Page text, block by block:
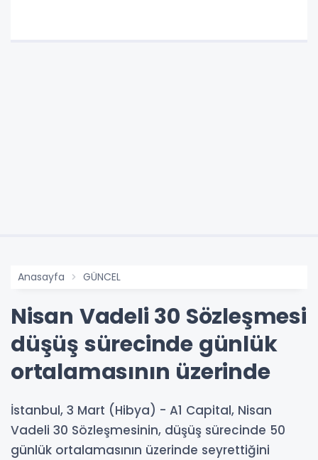
Anasayfa GÜNCEL
Nisan Vadeli 30 Sözleşmesi
düşüş sürecinde günlük
ortalamasının üzerinde
İstanbul, 3 Mart (Hibya) - A1 Capital, Nisan
Vadeli 30 Sözleşmesinin, düşüş sürecinde 50
günlük ortalamasının üzerinde seyrettiğini